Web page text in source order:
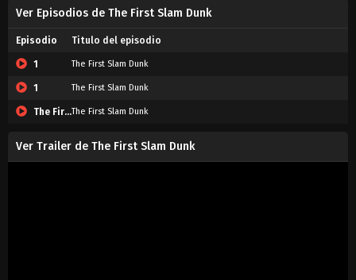
Ver Episodios de The First Slam Dunk
Episodio Titulo del episodio
1 The First Slam Dunk
1 The First Slam Dunk
The First Slam Dunk The First Slam Dunk
Ver Trailer de The First Slam Dunk